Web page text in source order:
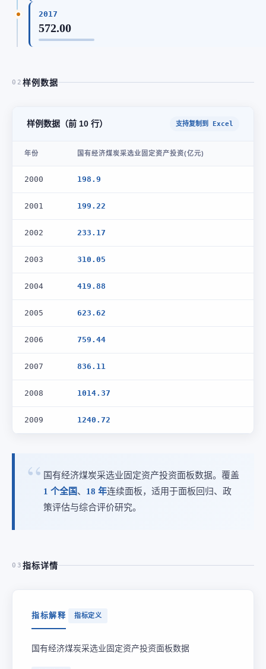
2017
572.00
02 样例数据
样例数据（前 10 行） 支持复制到 Excel
年份 国有经济煤炭采选业固定资产投资(亿元)
2000 198.9
2001 199.22
2002 233.17
2003 310.05
2004 419.88
2005 623.62
2006 759.44
2007 836.11
2008 1014.37
2009 1240.72
国有经济煤炭采选业固定资产投资面板数据。覆盖
1 个全国、 18 年连续面板，适用于面板回归、政
策评估与综合评价研究。
03 指标详情
指标解释 指标定义
国有经济煤炭采选业固定资产投资面板数据